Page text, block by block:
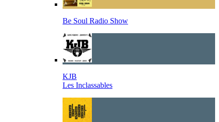
Be Soul Radio Show
KJB
Les Inclassables